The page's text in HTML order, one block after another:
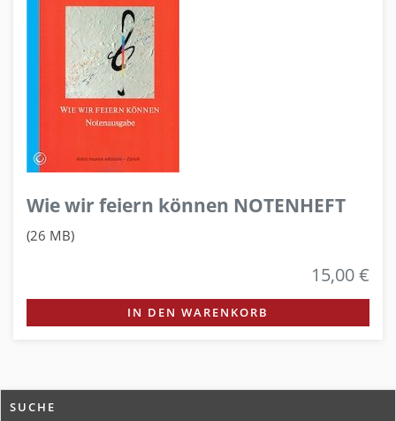
Wie wir feiern können NOTENHEFT
(26 MB)
15,00 €
IN DEN WARENKORB
SUCHE